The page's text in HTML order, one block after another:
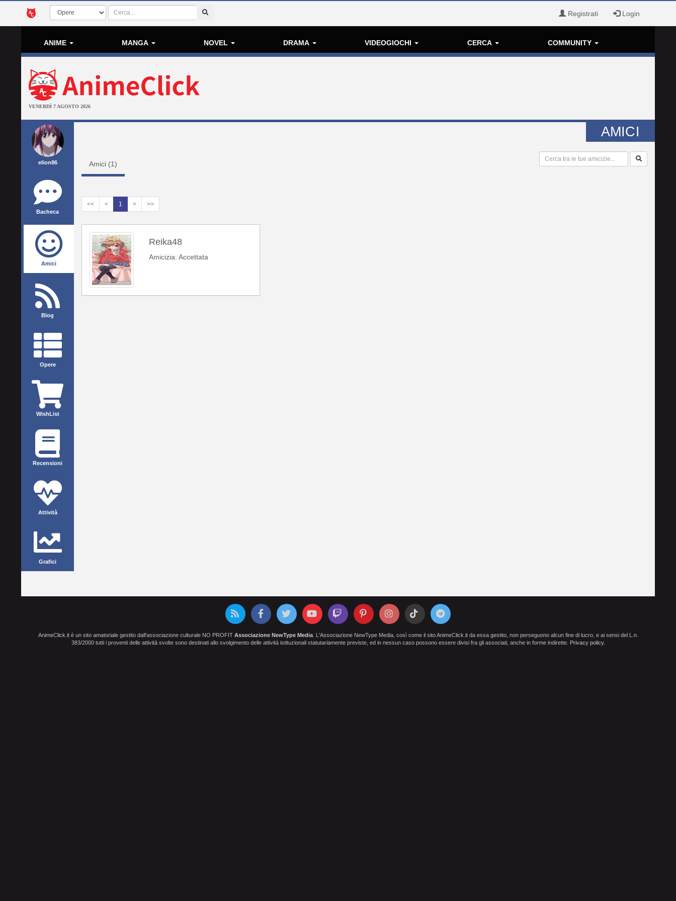
Registrati Login
ANIME MANGA NOVEL DRAMA VIDEOGIOCHI CERCA COMMUNITY
VENERDÌ 7 AGOSTO 2026
elion86
Bacheca
Amici
Blog
Opere
WishList
Recensioni
Attività
Grafici
AMICI
Amici (1)
<< < 1 > >>
Reika48
Amicizia: Accettata
AnimeClick.it è un sito amatoriale gestito dall'associazione culturale NO PROFIT Associazione NewType Media. L'Associazione NewType Media, così come il sito AnimeClick.it da essa gestito, non perseguono alcun fine di lucro, e ai sensi del L.n.
383/2000 tutti i proventi delle attività svolte sono destinati allo svolgimento delle attività istituzionali statutariamente previste, ed in nessun caso possono essere divisi fra gli associati, anche in forme indirette. Privacy policy.